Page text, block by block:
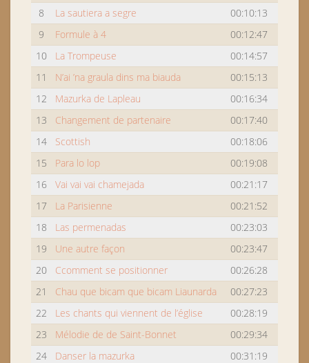
8 La sautiera a segre
00:10:13
9
Formule à 4
00:12:47
10
La Trompeuse
00:14:57
11
N’ai ’na graula dins ma biauda
00:15:13
12
Mazurka de Lapleau
00:16:34
13
Changement de partenaire
00:17:40
14
Scottish
00:18:06
15
Para lo lop
00:19:08
16
Vai vai vai chamejada
00:21:17
17
La Parisienne
00:21:52
18
Las permenadas
00:23:03
19
Une autre façon
00:23:47
20
Ccomment se positionner
00:26:28
21
Chau que bicam que bicam Liaunarda
00:27:23
22
Les chants qui viennent de l’église
00:28:19
23
Mélodie de de Saint-Bonnet
00:29:34
24
Danser la mazurka 00:31:19